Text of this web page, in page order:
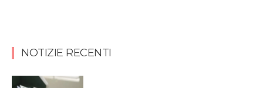
NOTIZIE RECENTI